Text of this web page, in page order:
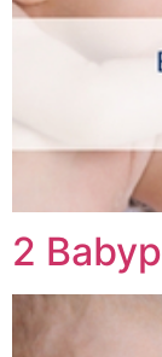
2